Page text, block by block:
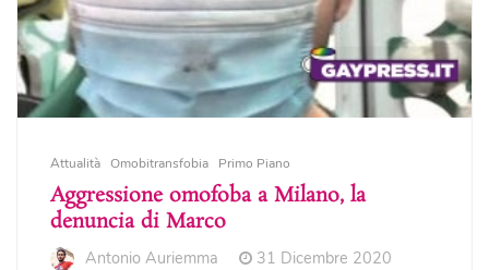
Attualità Omobitransfobia Primo Piano
Aggressione omofoba a Milano, la
denuncia di Marco
Antonio Auriemma
31 Dicembre 2020